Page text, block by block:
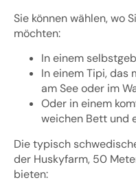
Sie können wählen, wo
möchten:
In einem
In einem Tipi, das
am See oder im
Oder in einem
weichen Bett und
Die typisch
der Huskyfarm, 50
bieten: